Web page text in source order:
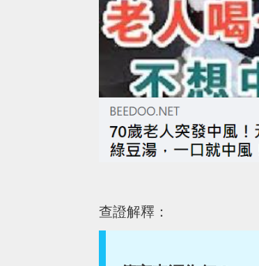
查證解釋：